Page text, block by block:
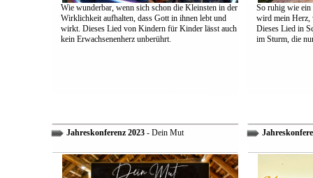
Wie wunderbar, wenn sich schon die Kleinsten in der
Wirklichkeit aufhalten, dass Gott in ihnen lebt und
wirkt. Dieses Lied von Kindern für Kinder lässt auch
kein Erwachsenenherz unberührt.
So ruhig wie ein
wird mein Herz,
Dieses Lied in
im Sturm, die
Jahreskonferenz 2023- Dein Mut